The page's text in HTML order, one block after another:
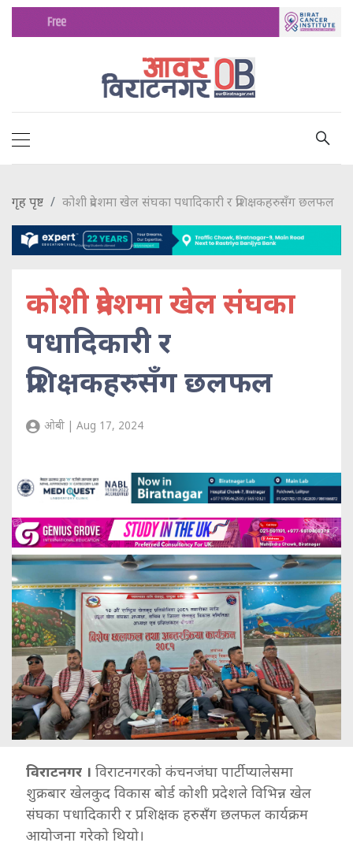
गृह पृष्ट कोशी प्रदेशमा खेल संघका पधादिकारी र प्रशिक्षकहरुसँग छलफल
कोशी प्रदेशमा खेल संघका
पधादिकारी र
प्रशिक्षकहरुसँग छलफल
ओबी | Aug 17, 2024
विराटनगर । विराटनगरको कंचनजंघा पार्टी प्यालेसमा
शुक्रबार खेलकुद विकास बोर्ड कोशी प्रदेशले विभिन्न खेल
संघका पधादिकारी र प्रशिक्षक हरुसँग छलफल कार्यक्रम
आयोजना गरेको थियो।